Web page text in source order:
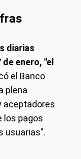
diarias
enero, "el
el Banco
plena
aceptadores
los pagos
usuarias".